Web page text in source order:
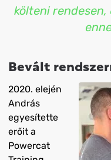
költeni
Bevált
2020. elején
András
egyesítette
erőit a
Powercat